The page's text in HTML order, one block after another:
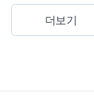
더보기